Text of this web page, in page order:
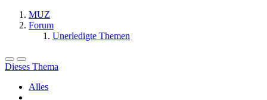
MUZ
Forum
Unerledigte Themen
Dieses Thema
Alles